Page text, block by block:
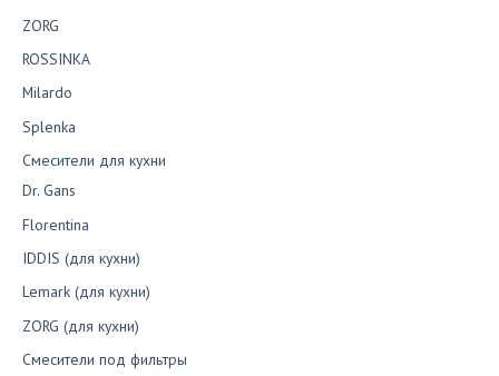
ZORG
ROSSINKA
Milardo
Splenka
Смесители для кухни
Dr. Gans
Florentina
IDDIS (для кухни)
Lemark (для кухни)
ZORG (для кухни)
Смесители под фильтры